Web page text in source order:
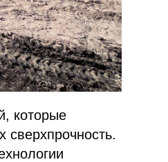
которые
сверхпрочность.